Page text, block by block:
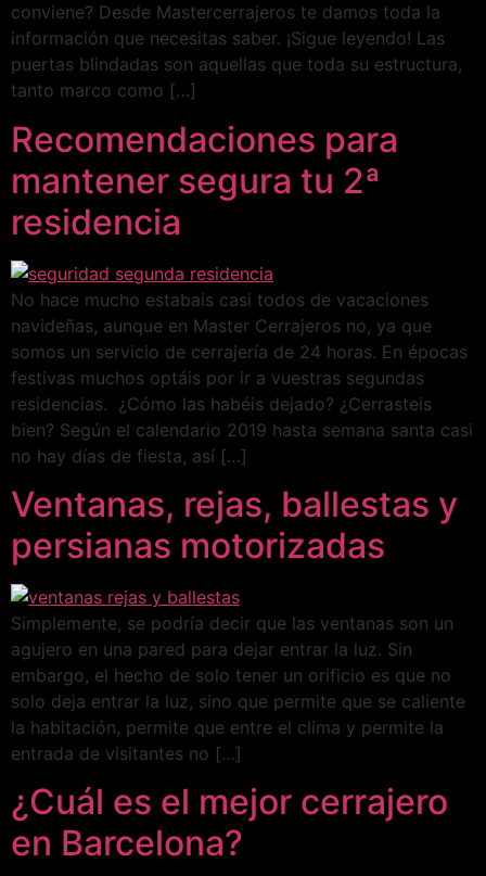
conviene? Desde Mastercerrajeros te damos toda la
información que necesitas saber. ¡Sigue leyendo! Las
puertas blindadas son aquellas que toda su estructura,
tanto marco como […]
Recomendaciones para
mantener segura tu 2ª
residencia
No hace mucho estabais casi todos de vacaciones
navideñas, aunque en Master Cerrajeros no, ya que
somos un servicio de cerrajería de 24 horas. En épocas
festivas muchos optáis por ir a vuestras segundas
residencias. ¿Cómo las habéis dejado? ¿Cerrasteis
bien? Según el calendario 2019 hasta semana santa casi
no hay días de fiesta, así […]
Ventanas, rejas, ballestas y
persianas motorizadas
Simplemente, se podría decir que las ventanas son un
agujero en una pared para dejar entrar la luz. Sin
embargo, el hecho de solo tener un orificio es que no
solo deja entrar la luz, sino que permite que se caliente
la habitación, permite que entre el clima y permite la
entrada de visitantes no […]
¿Cuál es el mejor cerrajero
en Barcelona?